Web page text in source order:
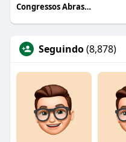
Congressos Abrasel
Seguindo(8,878)